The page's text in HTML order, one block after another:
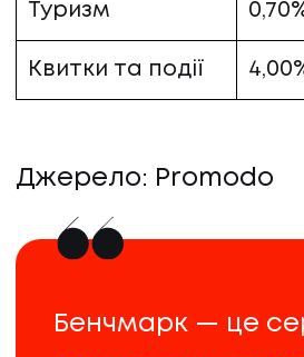
Туризм
Квитки та події
Джерело: Promodo
Бенчмарк — це